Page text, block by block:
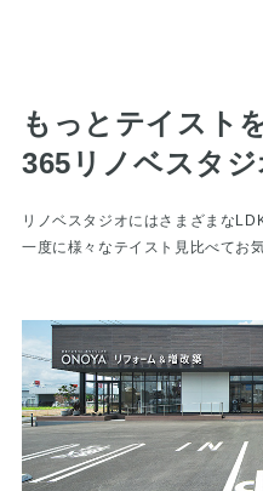
もっとテイスト
365リノベスタ
リノベスタジオにはさまざまな
一度に様々なテイスト見比べてお